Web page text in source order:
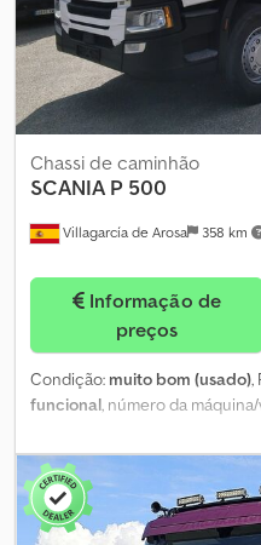
Villagarcía de Arosa 358 km
Chassi de caminhão
SCANIA P 500
Informação de
preços
Condição: muito bom (usado),
funcional, número da
,
combustível:diesel, peso total:
385/65R22,5
, configuração de
4 750 mm
, distância entre
eficiência energética:C, cor: